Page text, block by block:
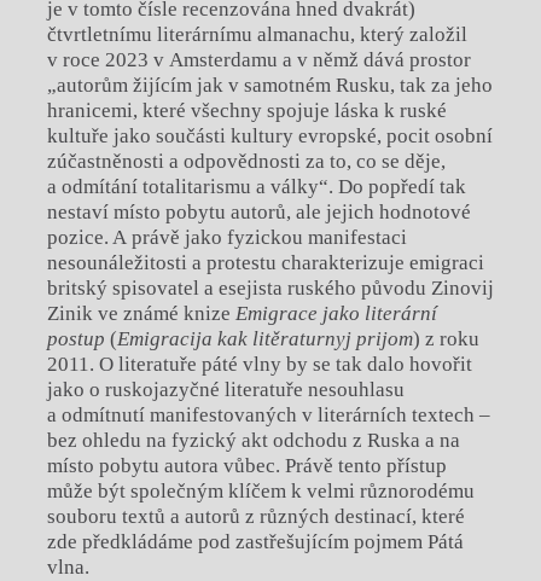
je v tomto čísle recenzována hned dvakrát)
čtvrtletnímu literárnímu almanachu, který založil
v roce 2023 v Amsterdamu a v němž dává prostor
„autorům žijícím jak v samotném Rusku, tak za jeho
hranicemi, které všechny spojuje láska k ruské
kultuře jako součásti kultury evropské, pocit osobní
zúčastněnosti a odpovědnosti za to, co se děje,
a odmítání totalitarismu a války“. Do popředí tak
nestaví místo pobytu autorů, ale jejich hodnotové
pozice. A právě jako fyzickou manifestaci
nesounáležitosti a protestu charakterizuje emigraci
britský spisovatel a esejista ruského původu Zinovij
Zinik ve známé knize Emigrace jako literární
postup (Emigracija kak litěraturnyj prijom) z roku
2011. O literatuře páté vlny by se tak dalo hovořit
jako o ruskojazyčné literatuře nesouhlasu
a odmítnutí manifestovaných v literárních textech –
bez ohledu na fyzický akt odchodu z Ruska a na
místo pobytu autora vůbec. Právě tento přístup
může být společným klíčem k velmi různorodému
souboru textů a autorů z různých destinací, které
zde předkládáme pod zastřešujícím pojmem Pátá
vlna.